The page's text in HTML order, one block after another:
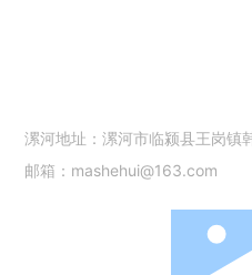
漯河地址：漯河市临颍县王岗镇
邮箱：mashehui@163.com